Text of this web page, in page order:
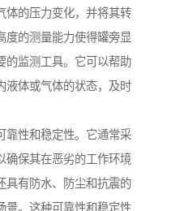
体的压力变化，并将其转
度的测量能力使得罐旁显
的监测工具。它可以帮助
液体或气体的状态，及时
靠性和稳定性。它通常采
确保其在恶劣的工作环境
具有防水、防尘和抗震的
景。这种可靠性和稳定性